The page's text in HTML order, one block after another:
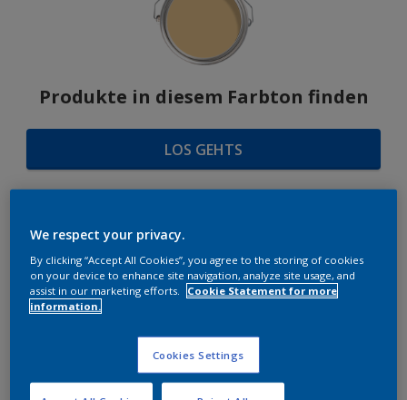
Produkte in diesem Farbton finden
LOS GEHTS
FARBAUSWAHL
We respect your privacy.
By clicking “Accept All Cookies”, you agree to the storing of cookies
on your device to enhance site navigation, analyze site usage, and
assist in our marketing efforts.
Cookie Statement for more
information.
Cookies Settings